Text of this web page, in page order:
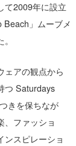
て2009年に設立
Beach」ムーブメ
ェアの観点から
つ Saturdays
きを保ちなが
、ファッショ
ンスピレーショ
イダー